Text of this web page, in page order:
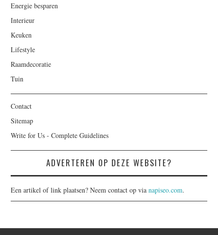
Energie besparen
Interieur
Keuken
Lifestyle
Raamdecoratie
Tuin
Contact
Sitemap
Write for Us - Complete Guidelines
ADVERTEREN OP DEZE WEBSITE?
Een artikel of link plaatsen? Neem contact op vianapiseo.com.